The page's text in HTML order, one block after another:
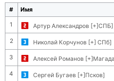
# Имя
1 Артур Александров [+]СПБ]
2 Николай Корчунов [+] СПб]
3 Алексей Романов
4 Сергей Бугаев [+]Псков]